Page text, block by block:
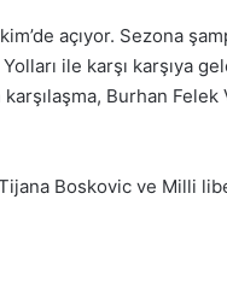
açıyor. Sezona
ile karşı karşıya
Burhan
Boskovic ve Milli